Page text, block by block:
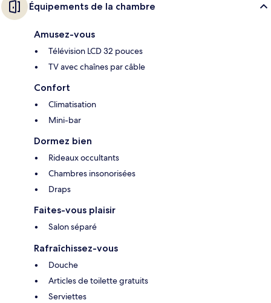
Équipements de la chambre
Amusez-vous
Télévision LCD 32 pouces
TV avec chaînes par câble
Confort
Climatisation
Mini-bar
Dormez bien
Rideaux occultants
Chambres insonorisées
Draps
Faites-vous plaisir
Salon séparé
Rafraîchissez-vous
Douche
Articles de toilette gratuits
Serviettes